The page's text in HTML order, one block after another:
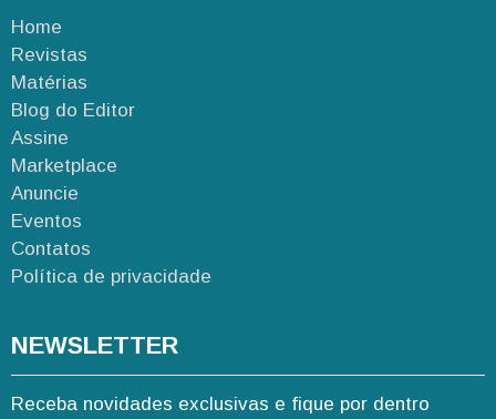
Home
Revistas
Matérias
Blog do Editor
Assine
Marketplace
Anuncie
Eventos
Contatos
Política de privacidade
NEWSLETTER
Receba novidades exclusivas e fique por dentro